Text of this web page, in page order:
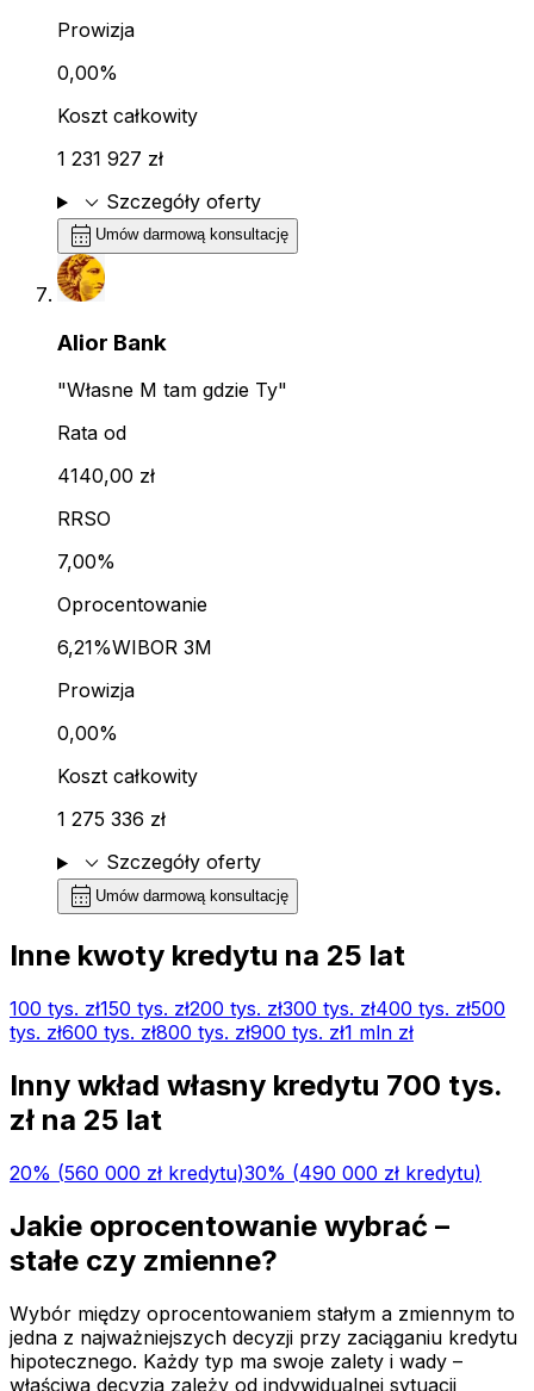
Prowizja
0,00%
Koszt całkowity
1 231 927 zł
expand_more Szczegóły oferty
calendar_month Umów darmową konsultację
Alior Bank
"Własne M tam gdzie Ty"
Rata od
4140,00 zł
RRSO
7,00%
Oprocentowanie
6,21%WIBOR 3M
Prowizja
0,00%
Koszt całkowity
1 275 336 zł
expand_more Szczegóły oferty
calendar_month Umów darmową konsultację
Inne kwoty kredytu na 25 lat
100 tys. zł150 tys. zł200 tys. zł300 tys. zł400 tys. zł500
tys. zł600 tys. zł800 tys. zł900 tys. zł1 mln zł
Inny wkład własny kredytu 700 tys.
zł na 25 lat
20% (560 000 zł kredytu)30% (490 000 zł kredytu)
Jakie oprocentowanie wybrać –
stałe czy zmienne?
Wybór między oprocentowaniem stałym a zmiennym to
jedna z najważniejszych decyzji przy zaciąganiu kredytu
hipotecznego. Każdy typ ma swoje zalety i wady –
właściwa decyzja zależy od indywidualnej sytuacji